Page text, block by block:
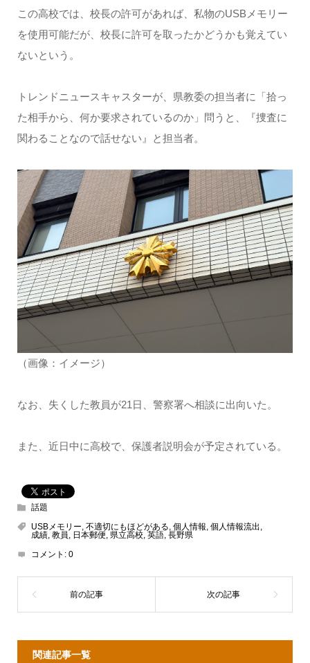
この高校では、校長の許可があれば、私物のUSBメモリー
を使用可能だが、校長に許可を取ったかどうかも覚えてい
ないという。
トレンドニュースキャスターが、県教委の担当者に「拾っ
た相手から、何か要求されているのか」問うと、『捜査に
関わることなので話せない』と担当者。
（画像：イメージ）
なお、失くした教員が21日、警察署へ相談に出向いた。
また、近日中に高校で、保護者説明会が予定されている。
話題
USBメモリー, 不適切にもほどがある, 個人情報, 個人情報流出,
成績, 教員, 日本郵便, 県立高校, 英語, 長野県
コメント: 0
関連記事一覧